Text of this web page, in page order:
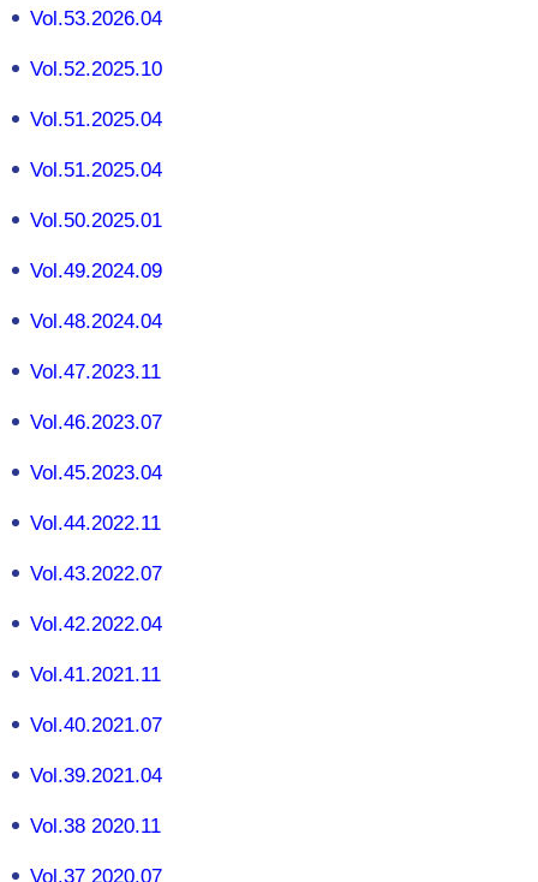
Vol.53.2026.04
Vol.52.2025.10
Vol.51.2025.04
Vol.51.2025.04
Vol.50.2025.01
Vol.49.2024.09
Vol.48.2024.04
Vol.47.2023.11
Vol.46.2023.07
Vol.45.2023.04
Vol.44.2022.11
Vol.43.2022.07
Vol.42.2022.04
Vol.41.2021.11
Vol.40.2021.07
Vol.39.2021.04
Vol.38 2020.11
Vol.37 2020.07
市民アンケート結果